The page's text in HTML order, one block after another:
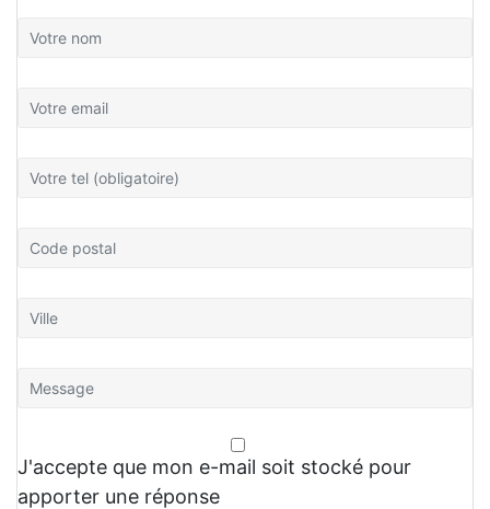
J'accepte que mon e-mail soit stocké pour
apporter une réponse